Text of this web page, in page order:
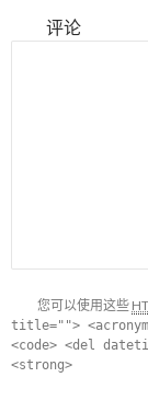
评论
您可以使用这些
title="">
<code> <del
<strong>